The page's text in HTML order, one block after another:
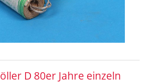
D 80er Jahre einzeln